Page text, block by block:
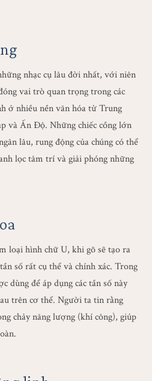
nhạc cụ lâu đời nhất, với niên
vai trò quan trọng trong các
ở nhiều nền văn hóa từ Trung
và Ấn Độ. Những chiếc cồng lớn
lâu, rung động của chúng có thể
lọc tâm trí và giải phóng những
loại hình chữ U, khi gõ sẽ tạo ra
số rất cụ thể và chính xác. Trong
dùng để áp dụng các tần số này
trên cơ thể. Người ta tin rằng
chảy năng lượng (khí công), giúp